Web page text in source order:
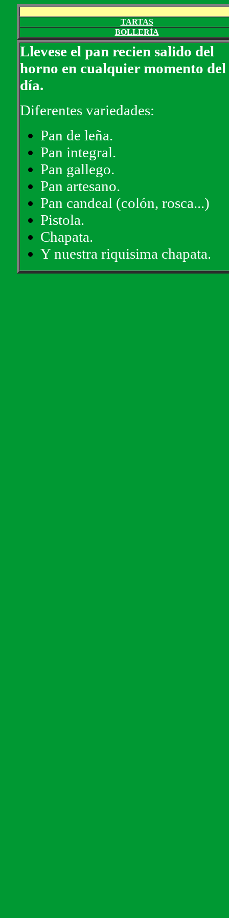
TARTAS
BOLLERÍA
Llevese el pan recien salido del
horno en cualquier momento del
día.
Diferentes variedades:
Pan de leña.
Pan integral.
Pan gallego.
Pan artesano.
Pan candeal (colón, rosca...)
Pistola.
Chapata.
Y nuestra riquisima chapata.